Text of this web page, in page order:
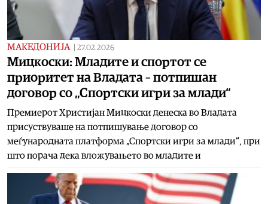
МАКЕДОНИЈА 27.02.2026
Мицкоски: Младите и спортот се
приоритет на Владата – потпишан
договор со „Спортски игри за млади“
Премиерот Христијан Мицкоски денеска во Владата
присуствуваше на потпишување договор со
меѓународната платформа „Спортски игри за млади“, при
што порача дека вложувањето во младите и